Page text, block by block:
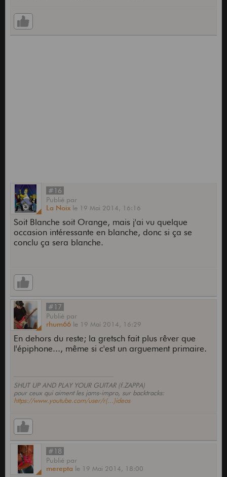
#16
Publié par
La Noix le 19 Mai 2014, 16:16
Soit Blanche soit Orange, mais j'ai vu quelque
occasion intéressante en blanche, donc si ça se
conclu ça sera blanche.
#17
Publié par
rhum66 le 19 Mai 2014, 16:29
En dehors du reste; la gretsch fait plus rêver que
l'épiphone..., même si c'est un arguement primaire.
SHUT UP AND PLAY YOUR GUITAR (f.ZAPPA)
pour ceux qui aiment les jams-impro, sur backtracks:
https://www.youtube.com/user/r(...)ideos
#18
Publié par
merepta le 19 Mai 2014, 18:00